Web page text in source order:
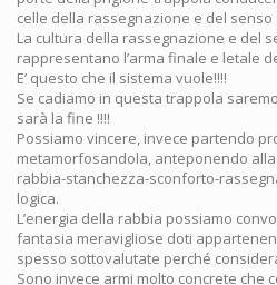
celle della rassegnazione e del senso
La cultura della rassegnazione e del
rappresentano l’arma finale e letale
E’ questo che il sistema vuole!!!!
Se cadiamo in questa trappola
sarà la fine !!!!
Possiamo vincere, invece partendo
metamorfosandola, anteponendo
rabbia-stanchezza-sconforto-
logica.
L’energia della rabbia possiamo
fantasia meravigliose doti
spesso sottovalutate perché
Sono invece armi molto concrete che